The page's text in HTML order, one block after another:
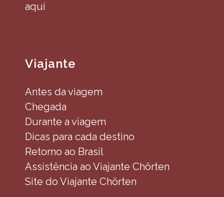
aqui
Viajante
Antes da viagem
Chegada
Durante a viagem
Dicas para cada destino
Retorno ao Brasil
Assistência ao Viajante Chörten
Site do Viajante Chörten